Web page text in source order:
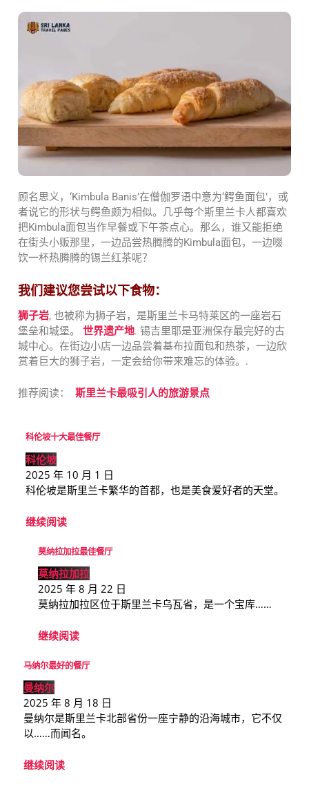
顾名思义，‘Kimbula Banis’在僧伽罗语中意为‘鳄鱼面包’，或
者说它的形状与鳄鱼颇为相似。几乎每个斯里兰卡人都喜欢
把Kimbula面包当作早餐或下午茶点心。那么，谁又能拒绝
在街头小贩那里，一边品尝热腾腾的Kimbula面包，一边啜
饮一杯热腾腾的锡兰红茶呢？
我们建议您尝试以下食物：
狮子岩, 也被称为狮子岩，是斯里兰卡马特莱区的一座岩石
堡垒和城堡。 世界遗产地. 锡吉里耶是亚洲保存最完好的古
城中心。在街边小店一边品尝着基布拉面包和热茶，一边欣
赏着巨大的狮子岩，一定会给你带来难忘的体验。.
推荐阅读： 斯里兰卡最吸引人的旅游景点
科伦坡十大最佳餐厅
科伦坡
2025 年 10 月 1 日
科伦坡是斯里兰卡繁华的首都，也是美食爱好者的天堂。
继续阅读
莫纳拉加拉最佳餐厅
莫纳拉加拉
2025 年 8 月 22 日
莫纳拉加拉区位于斯里兰卡乌瓦省，是一个宝库……
继续阅读
马纳尔最好的餐厅
曼纳尔
2025 年 8 月 18 日
曼纳尔是斯里兰卡北部省份一座宁静的沿海城市，它不仅
以……而闻名。
继续阅读